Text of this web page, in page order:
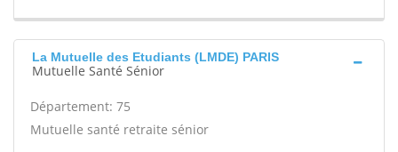
La Mutuelle des Etudiants (LMDE) PARIS
Mutuelle Santé Sénior
Département: 75
Mutuelle santé retraite sénior